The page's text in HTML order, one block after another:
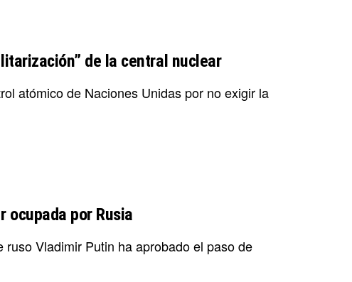
de la central nuclear
atómico de Naciones Unidas por no exigir la
ocupada por Rusia
Vladimir Putin ha aprobado el paso de